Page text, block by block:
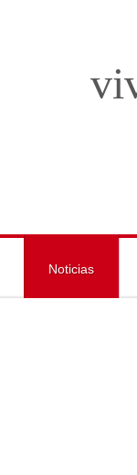
Noticias